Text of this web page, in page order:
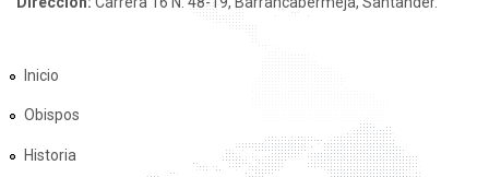
Inicio
Obispos
Historia